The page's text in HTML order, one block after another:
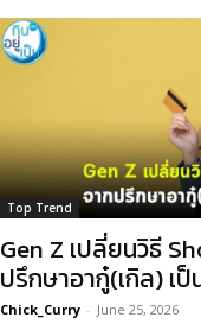
Top Trend
Gen Z เปลี่ยนวิธี
ปรึกษาอากู๋(เกิล) เ
Chick_Curry - June 25, 2026